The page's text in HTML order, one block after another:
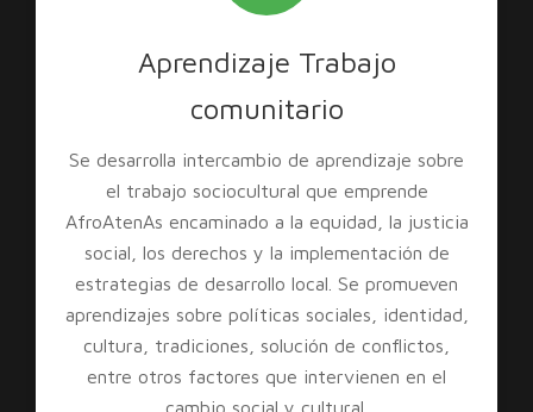
Aprendizaje Trabajo
comunitario
Se desarrolla intercambio de aprendizaje sobre
el trabajo sociocultural que emprende
AfroAtenAs encaminado a la equidad, la justicia
social, los derechos y la implementación de
estrategias de desarrollo local. Se promueven
aprendizajes sobre políticas sociales, identidad,
cultura, tradiciones, solución de conflictos,
entre otros factores que intervienen en el
cambio social y cultural.